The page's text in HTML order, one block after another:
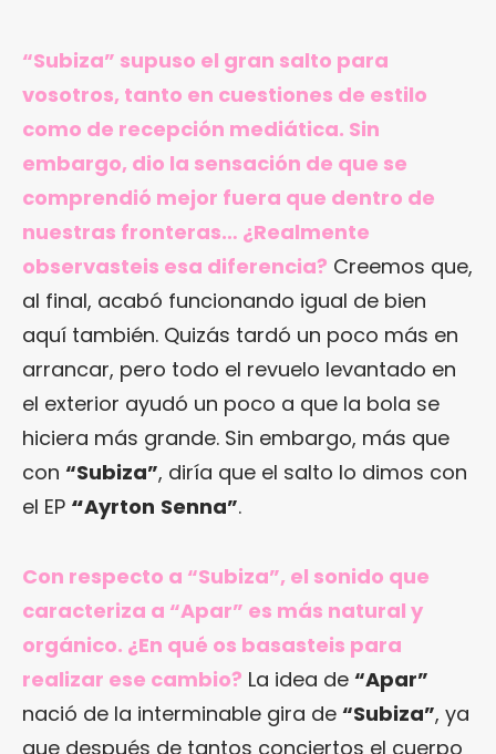
“Subiza” supuso el gran salto para
vosotros, tanto en cuestiones de estilo
como de recepción mediática. Sin
embargo, dio la sensación de que se
comprendió mejor fuera que dentro de
nuestras fronteras… ¿Realmente
observasteis esa diferencia? Creemos que,
al final, acabó funcionando igual de bien
aquí también. Quizás tardó un poco más en
arrancar, pero todo el revuelo levantado en
el exterior ayudó un poco a que la bola se
hiciera más grande. Sin embargo, más que
con “Subiza”, diría que el salto lo dimos con
el EP “Ayrton Senna”.
Con respecto a “Subiza”, el sonido que
caracteriza a “Apar” es más natural y
orgánico. ¿En qué os basasteis para
realizar ese cambio? La idea de “Apar”
nació de la interminable gira de “Subiza”, ya
que después de tantos conciertos el cuerpo